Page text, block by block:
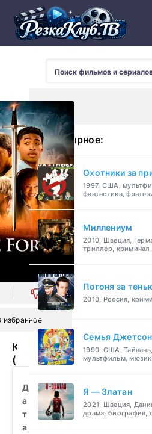
0
избранное
Кузница
(2024)
бесплатно
Д
а
т
а
Популярное:
Охотники за
1997, США,
фантастика,
Миллениум
2010, Швеция,
триллер,
Погоня за
2010, Россия,
Семья
1990, США,
мультфильм,
Я — Златан
2021, Швеция,
драма, биография,